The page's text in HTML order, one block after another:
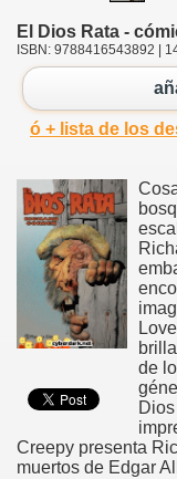
El Dios Rata -
ISBN: 9788416543892 |
ó + lista de los
de
Creepy presenta
muertos de Edgar